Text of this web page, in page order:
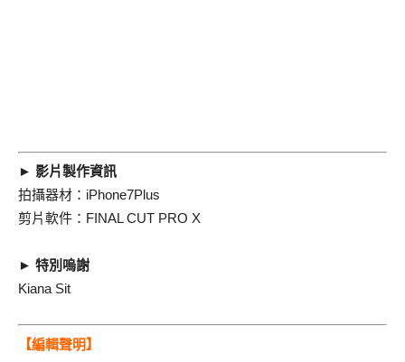
► 影片製作資訊
拍攝器材：iPhone7Plus
剪片軟件：FINAL CUT PRO X
► 特別嗚謝
Kiana Sit
【編輯聲明】